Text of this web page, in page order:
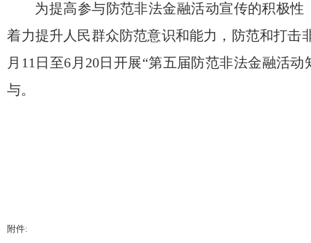
为提高参与防范非法金融活动宣传的积极
着力提升人民群众防范意识和能力，防范和打击
月11日至6月20日开展“第五届防范非法金融活
与。
附件: